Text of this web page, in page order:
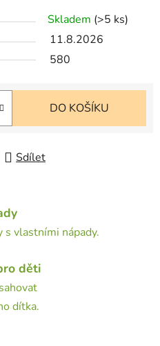
Skladem (>5 ks)
11.8.2026
580
DO KOŠÍKU
Sdílet
s vlastními nápady.
děti
dítka.